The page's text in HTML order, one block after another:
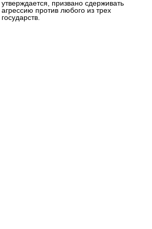
утверждается, призвано сдерживать
агрессию против любого из трех
государств.